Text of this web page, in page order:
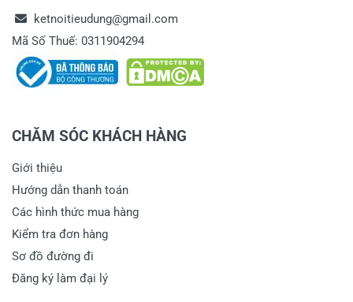
ketnoitieudung@gmail.com
Mã Số Thuế: 0311904294
CHĂM SÓC KHÁCH HÀNG
Giới thiệu
Hướng dẫn thanh toán
Các hình thức mua hàng
Kiểm tra đơn hàng
Sơ đồ đường đi
Đăng ký làm đại lý